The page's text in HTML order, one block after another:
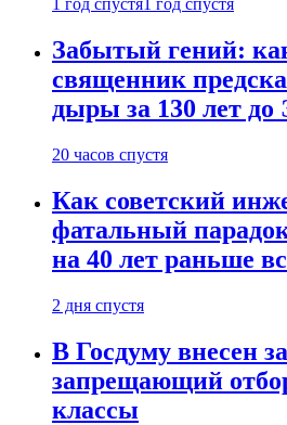
1 год спустя 1 год спустя
Забытый гений:
священник
дыры за 130 лет
20 часов спустя
Как советский
фатальный
на 40 лет раньше
2 дня спустя
В Госдуму внесен
запрещающий
классы